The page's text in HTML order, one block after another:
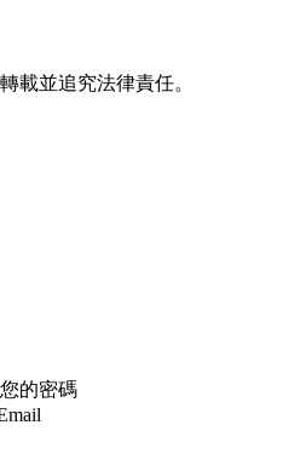
載並追究法律責任。
的密碼